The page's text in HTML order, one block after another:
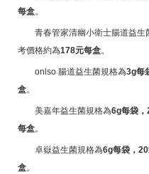
每盒。
青春管家清幽小衛士腸道益生
考價格約為178元每盒。
onlso 腸道益生菌規格為3g每
盒。
美嘉年益生菌規格為6g每袋，
每盒。
卓嶽益生菌規格為6g每袋，
盒。